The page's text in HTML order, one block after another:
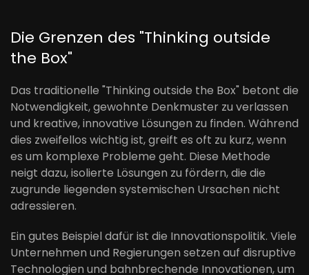
Die Grenzen des "Thinking outside
the Box"
Das traditionelle "Thinking outside the Box" betont die
Notwendigkeit, gewohnte Denkmuster zu verlassen
und kreative, innovative Lösungen zu finden. Während
dies zweifellos wichtig ist, greift es oft zu kurz, wenn
es um komplexe Probleme geht. Diese Methode
neigt dazu, isolierte Lösungen zu fördern, die die
zugrunde liegenden systemischen Ursachen nicht
adressieren.
Ein gutes Beispiel dafür ist die Innovationspolitik. Viele
Unternehmen und Regierungen setzen auf disruptive
Technologien und bahnbrechende Innovationen, um